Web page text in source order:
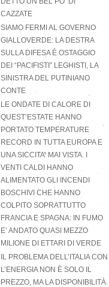
CAZZATE
SIAMO FERMI AL GOVERNO
GIALLOVERDE: LA DESTRA
SULLA DIFESA È OSTAGGIO
DEI “PACIFISTI” LEGHISTI, LA
SINISTRA DEL PUTINIANO
CONTE
LE ONDATE DI CALORE DI
QUEST’ESTATE HANNO
PORTATO TEMPERATURE
RECORD IN TUTTA EUROPA E
UNA SICCITA’ MAI VISTA. I
VENTI CALDI HANNO
ALIMENTATO GLI INCENDI
BOSCHIVI CHE HANNO
COLPITO SOPRATTUTTO
FRANCIA E SPAGNA: IN FUMO
E’ ANDATO QUASI MEZZO
MILIONE DI ETTARI DI VERDE
IL PROBLEMA DELL’ITALIA CON
L’ENERGIA NON È SOLO IL
PREZZO, MA LA DISPONIBILITÀ.